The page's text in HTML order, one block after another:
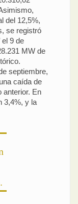
del 12,5%,
se registró
9 de
MW de
septiembre,
caída de
anterior. En
3,4%, y la